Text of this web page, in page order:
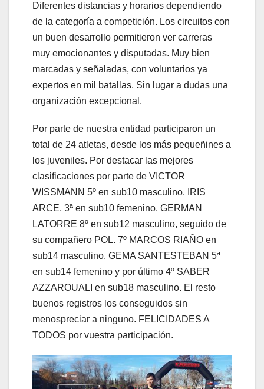
Diferentes distancias y horarios dependiendo
de la categoría a competición. Los circuitos con
un buen desarrollo permitieron ver carreras
muy emocionantes y disputadas. Muy bien
marcadas y señaladas, con voluntarios ya
expertos en mil batallas. Sin lugar a dudas una
organización excepcional.
Por parte de nuestra entidad participaron un
total de 24 atletas, desde los más pequeñines a
los juveniles. Por destacar las mejores
clasificaciones por parte de VICTOR
WISSMANN 5º en sub10 masculino. IRIS
ARCE, 3ª en sub10 femenino. GERMAN
LATORRE 8º en sub12 masculino, seguido de
su compañero POL. 7º MARCOS RIAÑO en
sub14 masculino. GEMA SANTESTEBAN 5ª
en sub14 femenino y por último 4º SABER
AZZAROUALI en sub18 masculino. El resto
buenos registros los conseguidos sin
menospreciar a ninguno. FELICIDADES A
TODOS por vuestra participación.